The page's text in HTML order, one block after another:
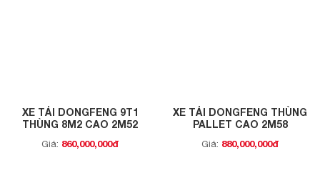
XE TẢI DONGFENG 9T1
THÙNG 8M2 CAO 2M52
Giá: 860,000,000đ
XE TẢI DONGFENG THÙNG
PALLET CAO 2M58
Giá: 880,000,000đ